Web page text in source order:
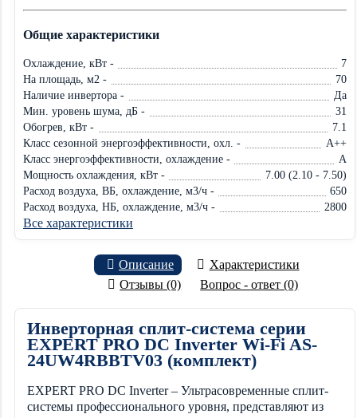
Общие характеристики
Охлаждение, кВт -
7
На площадь, м2 -
70
Наличие инвертора -
Да
Мин. уровень шума, дБ -
31
Обогрев, кВт -
7.1
Класс сезонной энергоэффективности, охл. -
А++
Класс энергоэффективности, охлаждение -
А
Мощность охлаждения, кВт -
7.00 (2.10 - 7.50)
Расход воздуха, ВБ, охлаждение, м3/ч -
650
Расход воздуха, НБ, охлаждение, м3/ч -
2800
Все характеристики
Описание
Характеристики
Отзывы (0)
Вопрос - ответ (0)
Инверторная cплит-система серии
EXPERT PRO DC Inverter Wi-Fi AS-
24UW4RBBTV03 (комплект)
EXPERT PRO DC Inverter – Ультрасовременные сплит-
системы профессионального уровня, представляют из